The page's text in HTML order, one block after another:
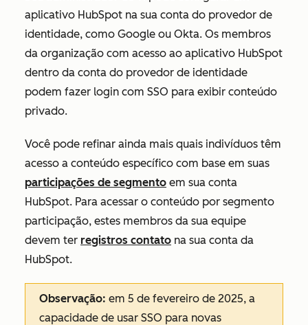
aplicativo HubSpot na sua conta do provedor de
identidade, como Google ou Okta. Os membros
da organização com acesso ao aplicativo HubSpot
dentro da conta do provedor de identidade
podem fazer login com SSO para exibir conteúdo
privado.
Você pode refinar ainda mais quais indivíduos têm
acesso a conteúdo específico com base em suas
participações de segmento em sua conta
HubSpot. Para acessar o conteúdo por segmento
participação, estes membros da sua equipe
devem ter registros contato na sua conta da
HubSpot.
Observação: em 5 de fevereiro de 2025, a
capacidade de usar SSO para novas